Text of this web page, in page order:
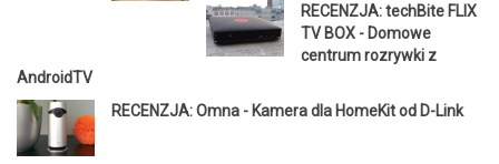
RECENZJA: techBite FLIX
TV BOX - Domowe
centrum rozrywki z
AndroidTV
RECENZJA: Omna - Kamera dla HomeKit od D-Link